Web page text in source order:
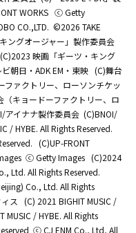
WORKS ⓒ Getty
CO.,LTD. ©2026 TAKE
ングオージャー」製作委員会
(C)2023 映画「ギーツ・キング
朝日・ADK EM・東映 (C)舞台
ファクトリー、ローソンチケッ
キョードーファクトリー、ロ
アイナナ製作委員会 (C)BNOI/
/ HYBE. All Rights Reserved.
(C)UP-FRONT
ⓒ Getty Images (C)2024
Ltd. All Rights Reserved.
Co., Ltd. All Rights
ス
(C) 2021 BIGHIT MUSIC /
MUSIC / HYBE. All Rights
ⓒ CJ ENM Co., Ltd, All